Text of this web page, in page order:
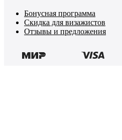
Бонусная программа
Скидка для визажистов
Отзывы и предложения